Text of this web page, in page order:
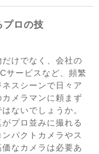
プロの技
けでなく、会社の
サービスなど、頻繁
スシーンで日々ア
メラマンに頼まず
ないでしょうか。
プロ並みに撮れる
パクトカメラやス
なカメラは必要あ